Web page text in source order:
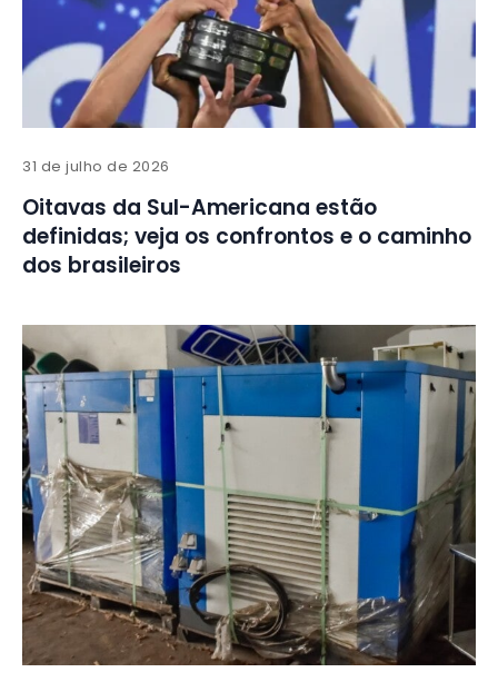
31 de julho de 2026
Oitavas da Sul-Americana estão
definidas; veja os confrontos e o caminho
dos brasileiros